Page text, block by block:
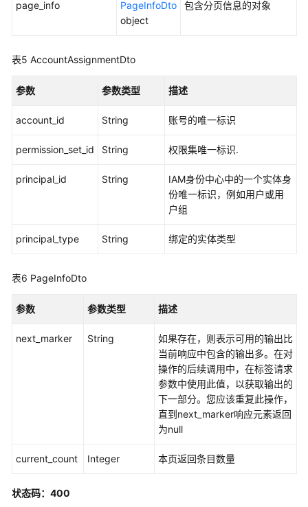
配
ListAccountAssignmentCreationStatus
出
配
ListAccountAssignmentDeletionStatus
账
page_info
PageInfoDto
object
包含分页信息的对象
表5 AccountAssignmentDto
参数 参数类型 描述
account_id String 账号的唯一标识
permission_set_id String 权限集唯一标识.
principal_id String
IAM身份中心中的一个实体身
份唯一标识，例如用户或用
户组
principal_type String 绑定的实体类型
表6 PageInfoDto
参数 参数类型 描述
next_marker String
如果存在，则表示可用的输出比
当前响应中包含的输出多。在对
操作的后续调用中，在标签请求
参数中使用此值，以获取输出的
下一部分。您应该重复此操作，
直到next_marker响应元素返回
为null
current_count Integer 本页返回条目数量
状态码：400